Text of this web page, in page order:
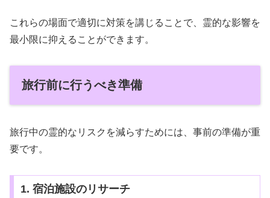
これらの場面で適切に対策を講じることで、霊的な影響を
最小限に抑えることができます。
旅行前に行うべき準備
旅行中の霊的なリスクを減らすためには、事前の準備が重
要です。
1. 宿泊施設のリサーチ